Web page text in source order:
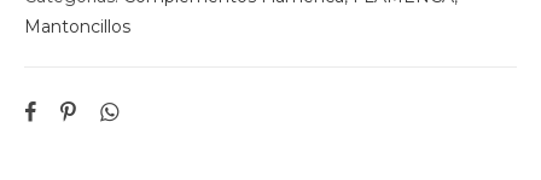
Mantoncillos